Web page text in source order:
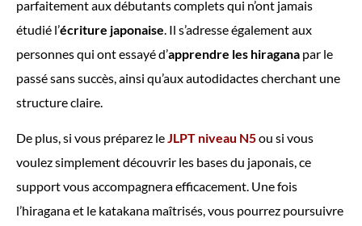
parfaitement aux débutants complets qui n’ont jamais
étudié l’écriture japonaise . Il s’adresse également aux
personnes qui ont essayé d’apprendre les hiragana par le
passé sans succès, ainsi qu’aux autodidactes cherchant une
structure claire.
De plus, si vous préparez leJLPT niveau N5ou si vous
voulez simplement découvrir les bases du japonais, ce
support vous accompagnera efficacement. Une fois
l’hiragana et le katakana maîtrisés, vous pourrez poursuivre